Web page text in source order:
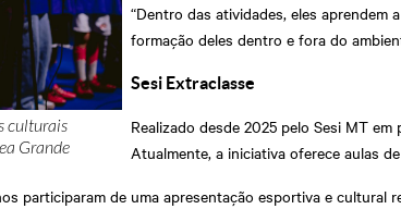
culturais
Grande
“Dentro das atividades, eles aprendem
formação deles dentro e fora do
Sesi Extraclasse
Realizado desde 2025 pelo Sesi MT
Atualmente, a iniciativa oferece aulas
participaram de uma apresentação esportiva e cultural